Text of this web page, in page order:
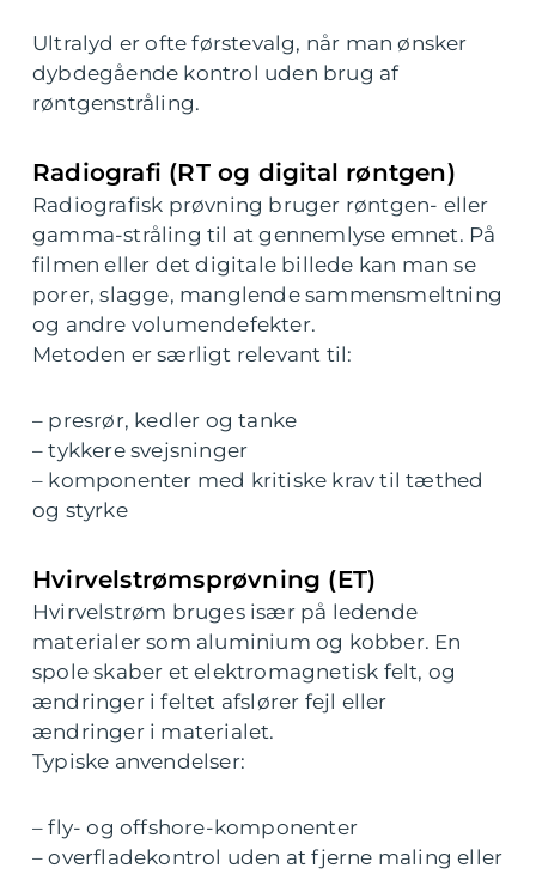
Ultralyd er ofte førstevalg, når man ønsker
dybdegående kontrol uden brug af
røntgenstråling.
Radiografi (RT og digital røntgen)
Radiografisk prøvning bruger røntgen- eller
gamma-stråling til at gennemlyse emnet. På
filmen eller det digitale billede kan man se
porer, slagge, manglende sammensmeltning
og andre volumendefekter.
Metoden er særligt relevant til:
– presrør, kedler og tanke
– tykkere svejsninger
– komponenter med kritiske krav til tæthed
og styrke
Hvirvelstrømsprøvning (ET)
Hvirvelstrøm bruges især på ledende
materialer som aluminium og kobber. En
spole skaber et elektromagnetisk felt, og
ændringer i feltet afslører fejl eller
ændringer i materialet.
Typiske anvendelser:
– fly- og offshore-komponenter
– overfladekontrol uden at fjerne maling eller